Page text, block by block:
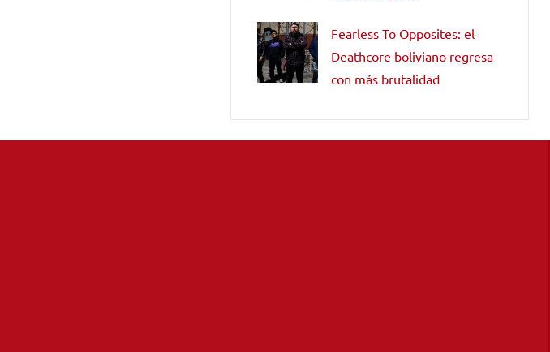
Fearless To Opposites: el
Deathcore boliviano regresa
con más brutalidad